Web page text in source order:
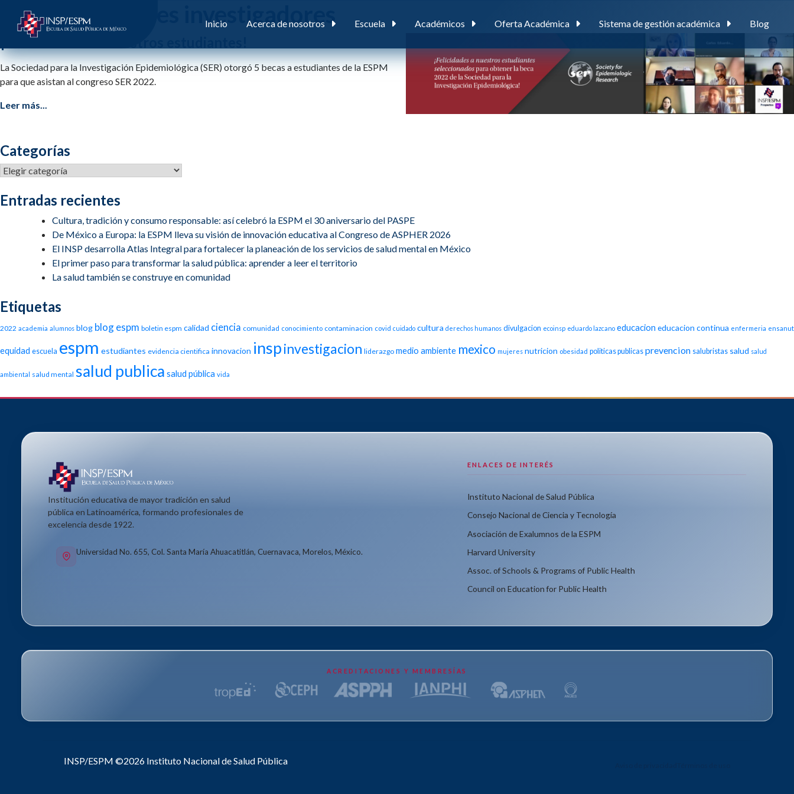
Inicio Acerca de nosotros Escuela Académicos Oferta Académica Sistema de gestión académica Blog
Etiqueta: jovenes investigadores
¡Felicitaciones a nuestros estudiantes!
La Sociedad para la Investigación Epidemiológica (SER) otorgó 5 becas a estudiantes de la ESPM
para que asistan al congreso SER 2022.
Leer más...
Categorías
Categorías
Entradas recientes
Cultura, tradición y consumo responsable: así celebró la ESPM el 30 aniversario del PASPE
De México a Europa: la ESPM lleva su visión de innovación educativa al Congreso de ASPHER 2026
El INSP desarrolla Atlas Integral para fortalecer la planeación de los servicios de salud mental en México
El primer paso para transformar la salud pública: aprender a leer el territorio
La salud también se construye en comunidad
Etiquetas
2022 academia alumnos blog blog espm boletin espm calidad ciencia comunidad conocimiento contaminacion covid cuidado cultura derechos humanos divulgacion ecoinsp eduardo lazcano educacion educacion continua enfermeria ensanut
equidad escuela espm estudiantes evidencia cientifica innovacion inspinvestigacion liderazgo medio ambiente mexico mujeres nutricion obesidad politicas publicas prevencion salubristas salud salud
ambiental salud mental salud publica salud pública vida
Institución educativa de mayor tradición en salud
pública en Latinoamérica, formando profesionales de
excelencia desde 1922.
Universidad No. 655, Col. Santa María Ahuacatitlán, Cuernavaca, Morelos, México.
ENLACES DE INTERÉS
Instituto Nacional de Salud Pública
Consejo Nacional de Ciencia y Tecnología
Asociación de Exalumnos de la ESPM
Harvard University
Assoc. of Schools & Programs of Public Health
Council on Education for Public Health
ACREDITACIONES Y MEMBRESÍAS
INSP/ESPM ©2026 Instituto Nacional de Salud Pública